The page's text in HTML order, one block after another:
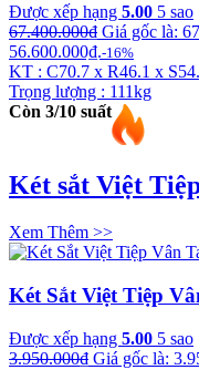
Được xếp hạng 5.00 5 sao
67.400.000₫ Giá gốc là:
56.600.000₫.-16%
KT : C70.7 x R46.1 x
Trọng lượng : 111kg
Còn 3/10 suất
Két sắt Việt
Xem Thêm >>
Két Sắt Việt Tiệp
Được xếp hạng 5.00 5 sao
3.950.000₫ Giá gốc là: